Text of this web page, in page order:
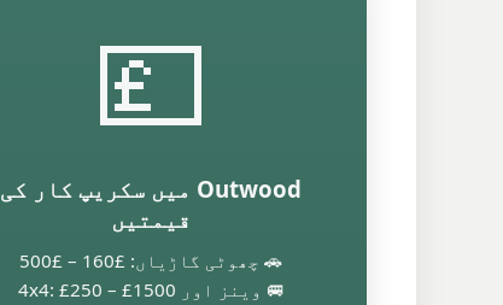
💷
Outwood میں سکریپ کار کی
قیمتیں
🚗 چھوٹی گاڑیاں: £160 – £500
🚐 وینز اور 4x4: £250 – £1500